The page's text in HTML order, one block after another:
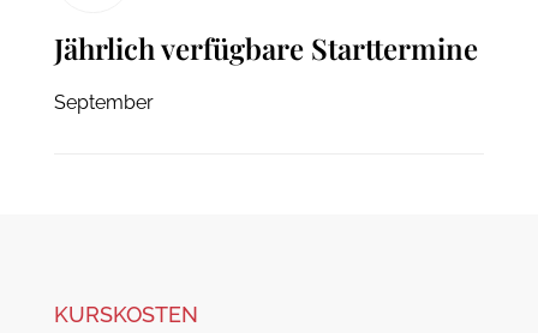
Jährlich verfügbare Starttermine
September
KURSKOSTEN